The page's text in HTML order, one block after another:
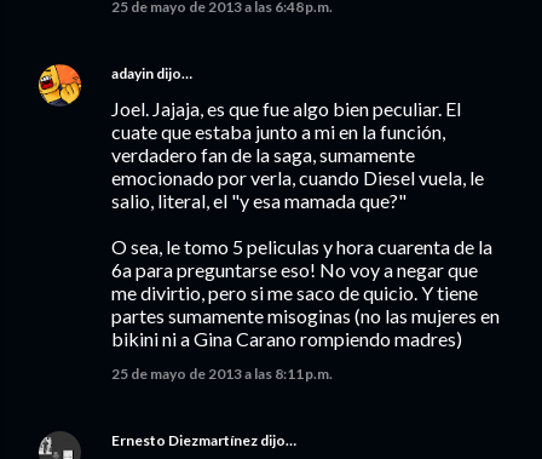
25 de mayo de 2013 a las 6:48 p.m.
adayin dijo…
Joel. Jajaja, es que fue algo bien peculiar. El
cuate que estaba junto a mi en la función,
verdadero fan de la saga, sumamente
emocionado por verla, cuando Diesel vuela, le
salio, literal, el "y esa mamada que?"
O sea, le tomo 5 peliculas y hora cuarenta de la
6a para preguntarse eso! No voy a negar que
me divirtio, pero si me saco de quicio. Y tiene
partes sumamente misoginas (no las mujeres en
bikini ni a Gina Carano rompiendo madres)
25 de mayo de 2013 a las 8:11 p.m.
Ernesto Diezmartínez dijo…